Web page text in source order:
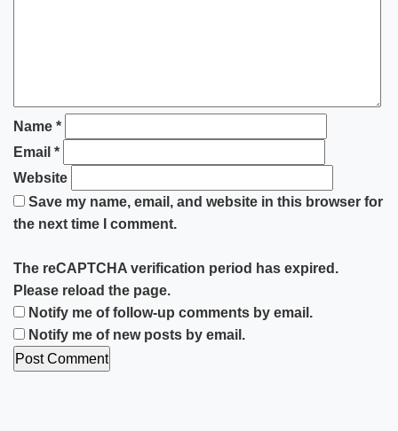
Name *
Email *
Website
Save my name, email, and website in this browser for
the next time I comment.
The reCAPTCHA verification period has expired.
Please reload the page.
Notify me of follow-up comments by email.
Notify me of new posts by email.